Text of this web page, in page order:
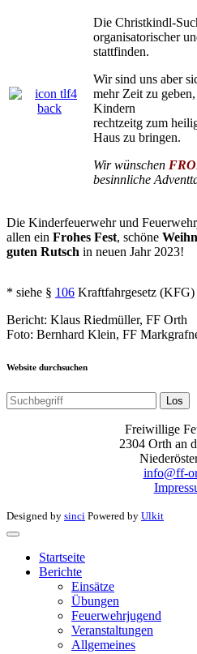
Die Christkindl-
organisatorischer
stattfinden.
Wir sind uns aber
mehr Zeit zu
Kindern
rechtzeitg zum
Haus zu bringen.
Wir wünschen
besinnliche
Die Kinderfeuerwehr und
allen ein Frohes Fest, schöne
guten Rutsch in neuen Jahr 2023!
* siehe § 106 Kraftfahrgesetz (KFG)
Bericht: Klaus Riedmüller, FF Orth
Foto: Bernhard Klein, FF
Website durchsuchen
Los
Freiwillige
2304 Orth an
info@ff-
Designed by sinci Powered by Ulkit
Startseite
Berichte
Einsätze
Übungen
Feuerwehrjugend
Veranstaltungen
Allgemeines